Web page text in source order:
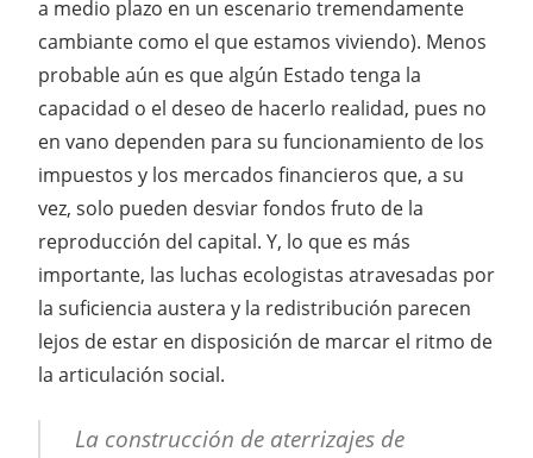
a medio plazo en un escenario tremendamente
cambiante como el que estamos viviendo). Menos
probable aún es que algún Estado tenga la
capacidad o el deseo de hacerlo realidad, pues no
en vano dependen para su funcionamiento de los
impuestos y los mercados financieros que, a su
vez, solo pueden desviar fondos fruto de la
reproducción del capital. Y, lo que es más
importante, las luchas ecologistas atravesadas por
la suficiencia austera y la redistribución parecen
lejos de estar en disposición de marcar el ritmo de
la articulación social.
La construcción de aterrizajes de